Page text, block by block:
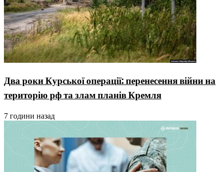
Два роки Курської операції: перенесення війни на
територію рф та злам планів Кремля
7 години назад